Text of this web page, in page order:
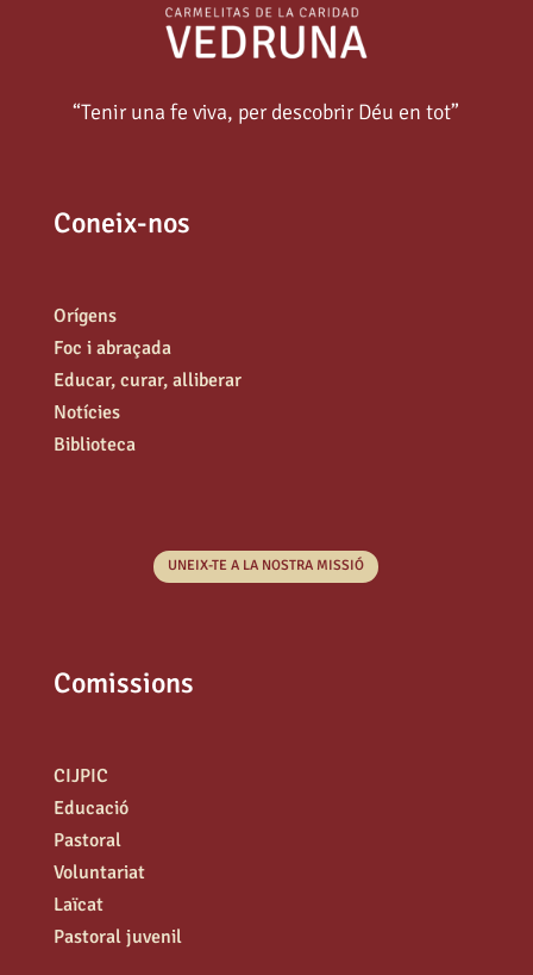
“Tenir una fe viva, per descobrir Déu en tot”
Coneix-nos
Orígens
Foc i abraçada
Educar, curar, alliberar
Notícies
Biblioteca
UNEIX-TE A LA NOSTRA MISSIÓ
Comissions
CIJPIC
Educació
Pastoral
Voluntariat
Laïcat
Pastoral juvenil